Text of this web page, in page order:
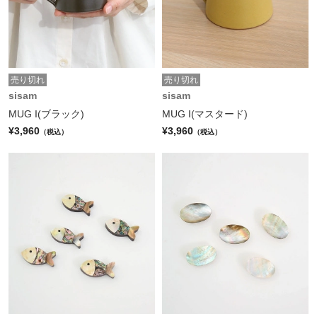
売り切れ
sisam
MUG I(ブラック)
¥3,960 （税込）
売り切れ
sisam
MUG I(マスタード)
¥3,960 （税込）